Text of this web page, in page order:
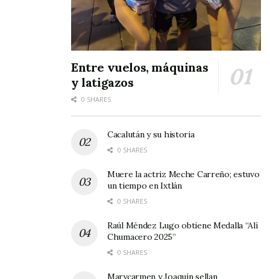
Entre vuelos, máquinas
y latigazos
0 SHARES
Cacalután y su historia
0 SHARES
Muere la actriz Meche Carreño; estuvo
un tiempo en Ixtlán
0 SHARES
Raúl Méndez Lugo obtiene Medalla “Alí
Chumacero 2025”
0 SHARES
Marycarmen y Joaquín sellan